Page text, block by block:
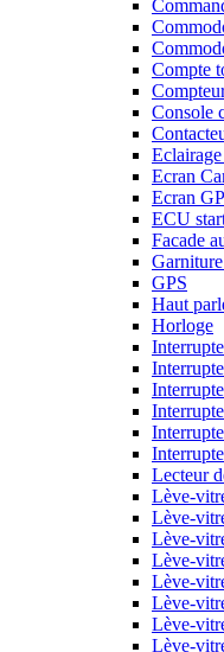
Compte
Console
Ecran
Ecran
ECU
Facade
GPS
Haut
Horloge
Lecteur
Lève-
Lève-
Lève-
Lève-
Lève-
Lève-
Lève-
Lève-